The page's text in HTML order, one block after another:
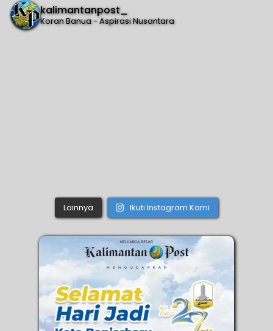
kalimantanpost_
Koran Banua - Aspirasi Nusantara
Lainnya Ikuti Instagram Kami